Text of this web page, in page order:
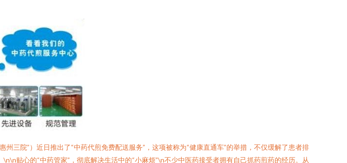
三院”）近日推出了“中药代煎免费配送服务”，这项被称为“健康直通车”的举措，不仅缓解了患者排
贴心的“中药管家”，彻底解决生活中的“小麻烦”\n不少中医药接受者拥有自己抓药煎药的经历。从